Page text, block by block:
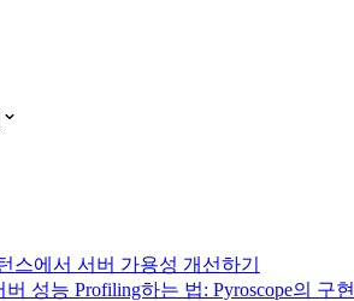
스에서 서버 가용성 개선하기
버 성능 Profiling하는 법: Pyroscope의 구